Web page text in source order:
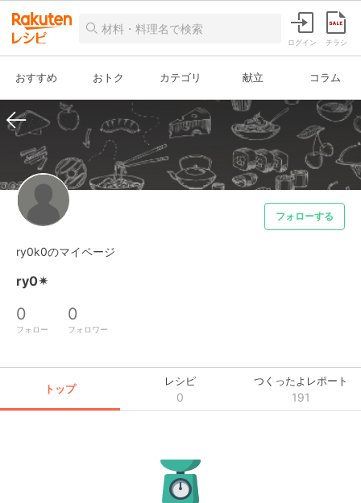
ログイン チラシ
おすすめ おトク カテゴリ 献立 コラム
フォローする
ry0k0のマイページ
ry0✴︎
0
フォロー
0
フォロワー
トップ
レシピ
0
つくったよレポート
191